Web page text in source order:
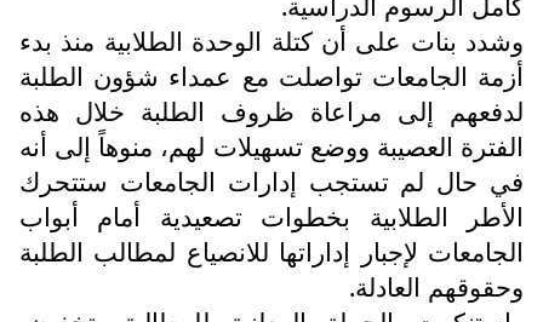
وشدد بنات على أن كتلة الوحدة الطلابية منذ بدء
أزمة الجامعات تواصلت مع عمداء شؤون الطلبة
لدفعهم إلى مراعاة ظروف الطلبة خلال هذه
الفترة العصيبة ووضع تسهيلات لهم، منوهاً إلى أنه
في حال لم تستجب إدارات الجامعات ستتحرك
الأطر الطلابية بخطوات تصعيدية أمام أبواب
الجامعات لإجبار إداراتها للانصياع لمطالب الطلبة
وحقوقهم العادلة.